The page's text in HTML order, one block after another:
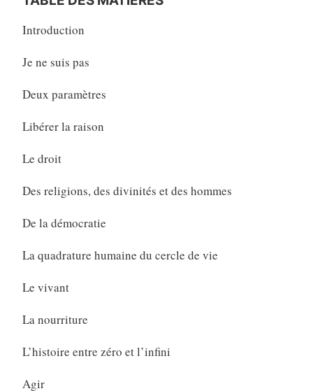
Introduction
Je ne suis pas
Deux paramètres
Libérer la raison
Le droit
Des religions, des divinités et des hommes
De la démocratie
La quadrature humaine du cercle de vie
Le vivant
La nourriture
L’histoire entre zéro et l’infini
Agir